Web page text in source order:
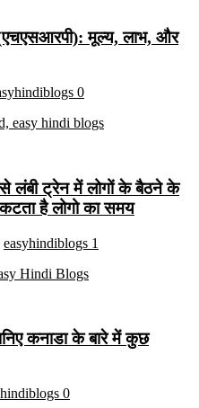
(एचएसआरपी): मूल्य, लाभ, और
0
लंबी ट्रेन में लोगों के बैठने के
है लोगो का समय
easyhindiblogs 1
कनाडा के बारे में कुछ
0